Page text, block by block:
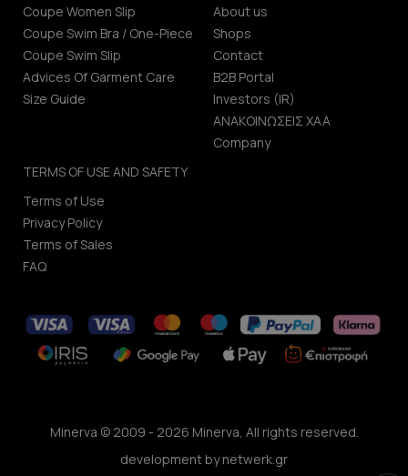
Coupe Women Slip
Coupe Swim Bra / One-Piece
Coupe Swim Slip
Advices Of Garment Care
Size Guide
About us
Shops
Contact
B2B Portal
Investors (IR)
ΑΝΑΚΟΙΝΩΣΕΙΣ ΧΑΑ
Company
TERMS OF USE AND SAFETY
Terms of Use
Privacy Policy
Terms of Sales
FAQ
Minerva © 2009 - 2026 Minerva, All rights reserved.
development bynetwerk.gr